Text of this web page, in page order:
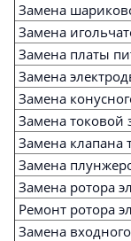
Замена
Замена
Замена платы
Замена
Замена
Замена токовой
Замена клапана
Замена
Замена ротора
Ремонт ротора
Замена